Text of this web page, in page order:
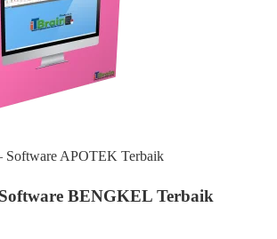
Software APOTEK Terbaik
BENGKEL Terbaik